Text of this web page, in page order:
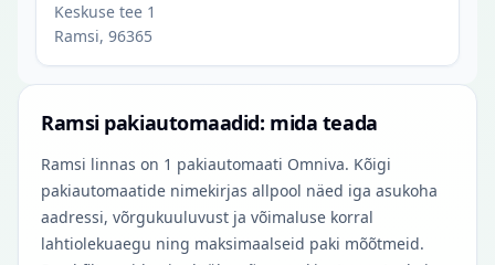
Keskuse tee 1
Ramsi, 96365
Ramsi pakiautomaadid: mida teada
Ramsi linnas on 1 pakiautomaati Omniva. Kõigi
pakiautomaatide nimekirjas allpool näed iga asukoha
aadressi, võrgukuuluvust ja võimaluse korral
lahtiolekuaegu ning maksimaalseid paki mõõtmeid.